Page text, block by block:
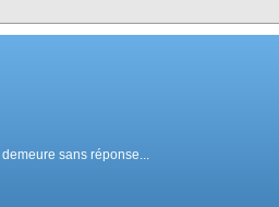
sans réponse...